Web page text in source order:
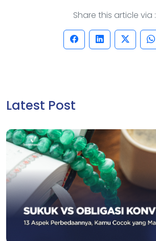
Share this article via :
Latest Post